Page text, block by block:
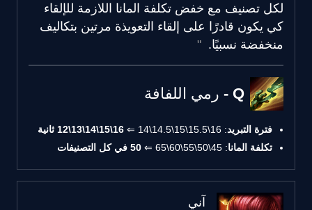
لكل تصنيف مع خفض تكلفة المانا اللازمة للإلقاء
كي يكون قادرًا على إلقاء التعويذة مرتين بتكاليف
منخفضة نسبيًا.
Q - رمي اللفافة
فترة التبريد: 16\15.5\15\14.5\14 ⇐
16\15\14\13\12 ثانية
تكلفة المانا: 45\50\55\60\65 ⇐ 50 في كل التصنيفات
آني